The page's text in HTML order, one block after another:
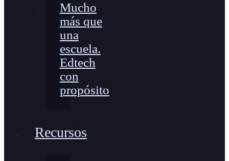
Mucho
más que
una
escuela.
Edtech
con
propósito
Recursos